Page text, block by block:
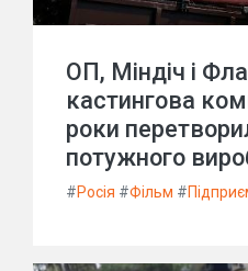
ОП, Міндіч і
кастингова
роки
потужного
#Росія #Фільм #